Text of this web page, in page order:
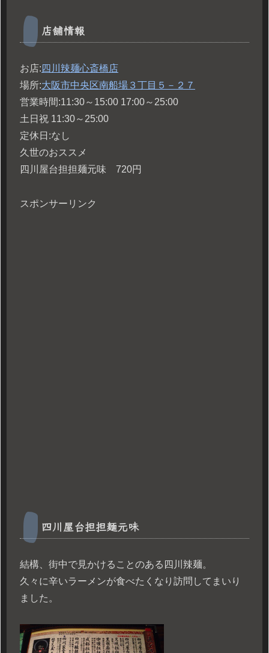
店舗情報
お店: 四川辣麺心斎橋店
場所:大阪市中央区南船場３丁目５－２７
営業時間:11:30～15:00 17:00～25:00
土日祝 11:30～25:00
定休日:なし
久世のおススメ
四川屋台担担麺元味 720円
スポンサーリンク
四川屋台担担麺元味
結構、街中で見かけることのある四川辣麺。
久々に辛いラーメンが食べたくなり訪問してまいり
ました。